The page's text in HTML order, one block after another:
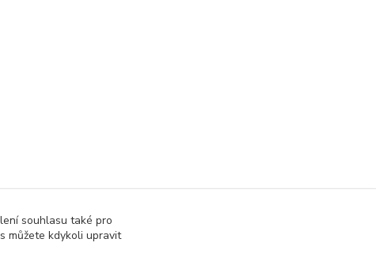
souhlasu také pro
můžete kdykoli upravit